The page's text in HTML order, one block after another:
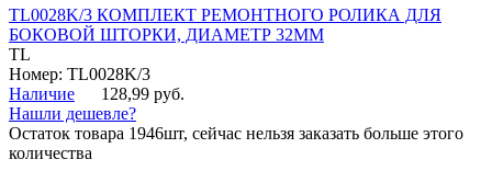
TL0028K/3 КОМПЛЕКТ РЕМОНТНОГО РОЛИКА ДЛЯ
БОКОВОЙ ШТОРКИ, ДИАМЕТР 32ММ
TL
Номер: TL0028K/3
Наличие
128,99 руб.
Нашли дешевле?
Остаток товара 1946шт, сейчас нельзя заказать больше этого
количества